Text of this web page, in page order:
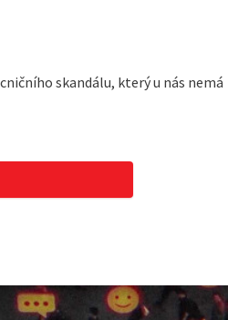
skandálu, který u nás nemá